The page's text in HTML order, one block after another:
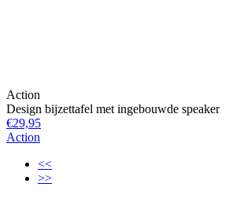
Action
Design bijzettafel met ingebouwde speaker
€29,95
Action
<<
>>